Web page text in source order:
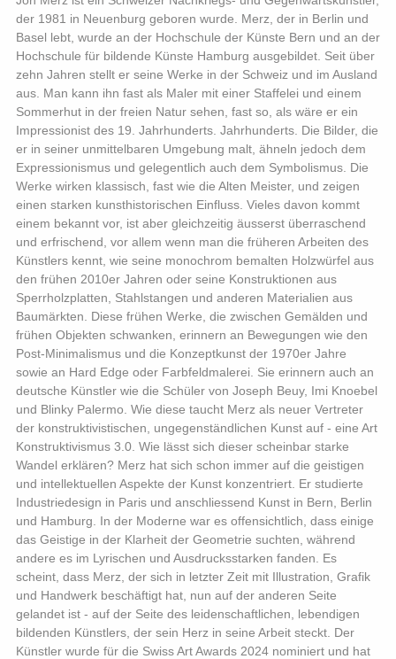
der 1981 in Neuenburg geboren wurde. Merz, der in Berlin und
Basel lebt, wurde an der Hochschule der Künste Bern und an der
Hochschule für bildende Künste Hamburg ausgebildet. Seit über
zehn Jahren stellt er seine Werke in der Schweiz und im Ausland
aus. Man kann ihn fast als Maler mit einer Staffelei und einem
Sommerhut in der freien Natur sehen, fast so, als wäre er ein
Impressionist des 19. Jahrhunderts. Jahrhunderts. Die Bilder, die
er in seiner unmittelbaren Umgebung malt, ähneln jedoch dem
Expressionismus und gelegentlich auch dem Symbolismus. Die
Werke wirken klassisch, fast wie die Alten Meister, und zeigen
einen starken kunsthistorischen Einfluss. Vieles davon kommt
einem bekannt vor, ist aber gleichzeitig äusserst überraschend
und erfrischend, vor allem wenn man die früheren Arbeiten des
Künstlers kennt, wie seine monochrom bemalten Holzwürfel aus
den frühen 2010er Jahren oder seine Konstruktionen aus
Sperrholzplatten, Stahlstangen und anderen Materialien aus
Baumärkten. Diese frühen Werke, die zwischen Gemälden und
frühen Objekten schwanken, erinnern an Bewegungen wie den
Post-Minimalismus und die Konzeptkunst der 1970er Jahre
sowie an Hard Edge oder Farbfeldmalerei. Sie erinnern auch an
deutsche Künstler wie die Schüler von Joseph Beuy, Imi Knoebel
und Blinky Palermo. Wie diese taucht Merz als neuer Vertreter
der konstruktivistischen, ungegenständlichen Kunst auf - eine Art
Konstruktivismus 3.0. Wie lässt sich dieser scheinbar starke
Wandel erklären? Merz hat sich schon immer auf die geistigen
und intellektuellen Aspekte der Kunst konzentriert. Er studierte
Industriedesign in Paris und anschliessend Kunst in Bern, Berlin
und Hamburg. In der Moderne war es offensichtlich, dass einige
das Geistige in der Klarheit der Geometrie suchten, während
andere es im Lyrischen und Ausdrucksstarken fanden. Es
scheint, dass Merz, der sich in letzter Zeit mit Illustration, Grafik
und Handwerk beschäftigt hat, nun auf der anderen Seite
gelandet ist - auf der Seite des leidenschaftlichen, lebendigen
bildenden Künstlers, der sein Herz in seine Arbeit steckt. Der
Künstler wurde für die Swiss Art Awards 2024 nominiert und hat